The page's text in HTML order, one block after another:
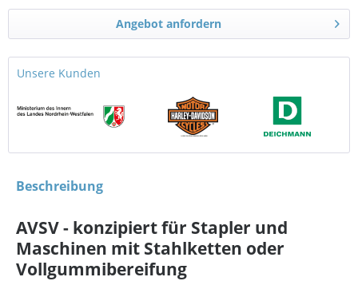
Angebot anfordern
Unsere Kunden
Beschreibung
AVSV - konzipiert für Stapler und
Maschinen mit Stahlketten oder
Vollgummibereifung